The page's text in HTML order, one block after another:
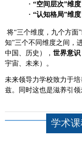
· “空间层次”维
· “认知格局”维
将“三个维度，九个方面
知”三个不同维度之间，
中国、历史）， 世界意识
宇宙、未来）。
未来领导力学校致力于
兹。同时这也是滋养引领
学术